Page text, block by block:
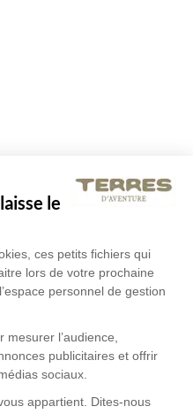
le
ces petits fichiers qui
lors de votre prochaine
personnel de gestion
l’audience,
publicitaires et offrir
sociaux.
appartient. Dites-nous